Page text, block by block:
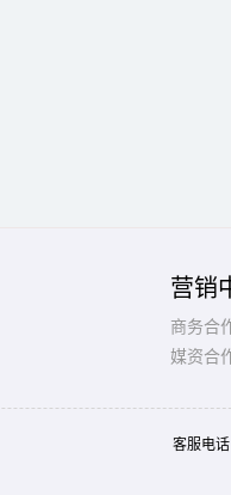
营销
商务合
媒资合
客服电